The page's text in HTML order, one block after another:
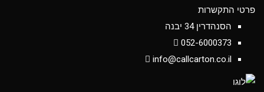
פרטי התקשרות
הסנהדרין 34 יבנה
052-6000373
info@callcarton.co.il